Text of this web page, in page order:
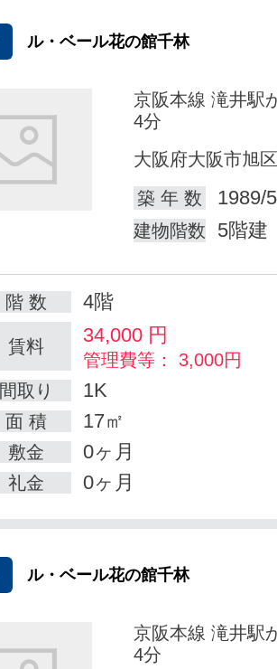
ル・ベール花の館千林
京阪本線 滝井駅
4分
大阪府大阪市旭
築 年 数
1989/
建物階数 5階建
階 数 4階
賃料 34,000 円
管理費等： 3,000円
間取り
1K
面 積 17㎡
敷金 0ヶ月
礼金 0ヶ月
ル・ベール花の館千林
京阪本線 滝井駅
4分